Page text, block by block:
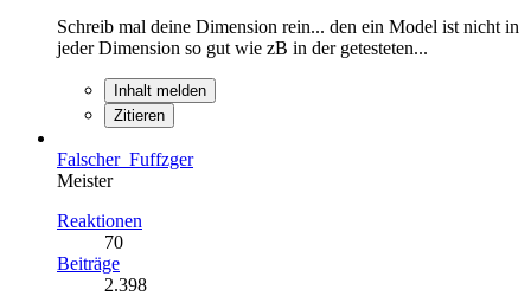
Schreib mal deine Dimension rein... den ein Model ist nicht in
jeder Dimension so gut wie zB in der getesteten...
Inhalt melden
Zitieren
Falscher_Fuffzger
Meister
Reaktionen
70
Beiträge
2.398